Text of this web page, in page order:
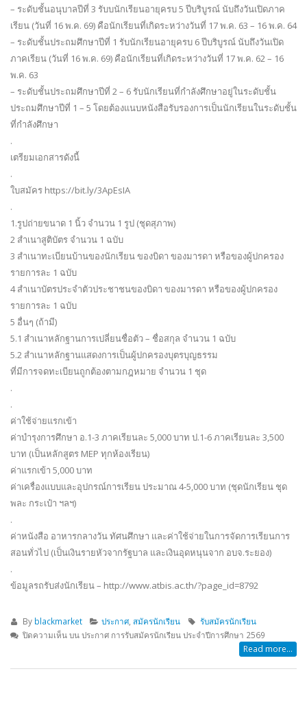
– ระดับชั้นอนุบาลปีที่ 3 รับบนักเรียนอายุครบ 5 ปีบริบูรณ์ นับถึงวันเปิดภาค
เรียน (วันที่ 16 พ.ค. 69) คือนักเรียนที่เกิดระหว่างวันที่ 17 พ.ค. 63 – 16 พ.ค. 64
– ระดับชั้นประถมศึกษาปีที่ 1 รับนักเรียนอายุครบ 6 ปีบริบูรณ์ นับถึงวันเปิด
ภาคเรียน (วันที่ 16 พ.ค. 69) คือนักเรียนที่เกิดระหว่างวันที่ 17 พ.ค. 62 – 16
พ.ค. 63
– ระดับชั้นประถมศึกษาปีที่ 2 – 6 รับนักเรียนที่กำลังศึกษาอยู่ในระดับชั้น
ประถมศึกษาปีที่ 1 – 5 โดยต้องแนบหนังสือรับรองการเป็นนักเรียนในระดับชั้น
ที่กำลังศึกษา
.
เตรียมเอกสารดังนี้
.
ใบสมัคร https://bit.ly/3ApEsIA
.
1.รูปถ่ายขนาด 1 นิ้ว จำนวน 1 รูป (ชุดสุภาพ)
2 สำเนาสูติบัตร จำนวน 1 ฉบับ
3 สำเนาทะเบียนบ้านของนักเรียน ของบิดา ของมารดา หรือของผู้ปกครอง
รายการละ 1 ฉบับ
4 สำเนาบัตรประจำตัวประชาชนของบิดา ของมารดา หรือของผู้ปกครอง
รายการละ 1 ฉบับ
5 อื่นๆ (ถ้ามี)
5.1 สำเนาหลักฐานการเปลี่ยนชื่อตัว – ชื่อสกุล จำนวน 1 ฉบับ
5.2 สำเนาหลักฐานแสดงการเป็นผู้ปกครองบุตรบุญธรรม
ที่มีการจดทะเบียนถูกต้องตามกฎหมาย จำนวน 1 ชุด
.
.
ค่าใช้จ่ายแรกเข้า
ค่าบำรุงการศึกษา อ.1-3 ภาคเรียนละ 5,000 บาท ป.1-6 ภาคเรียนละ 3,500
บาท (เป็นหลักสูตร MEP ทุกห้องเรียน)
ค่าแรกเข้า 5,000 บาท
ค่าเครื่องแบบและอุปกรณ์การเรียน ประมาณ 4-5,000 บาท (ชุดนักเรียน ชุด
พละ กระเป๋า ฯลฯ)
.
ค่าหนังสือ อาหารกลางวัน ทัศนศึกษา และค่าใช้จ่ายในการจัดการเรียนการ
สอนทั่วไป (เป็นเงินรายหัวจากรัฐบาล และเงินอุดหนุนจาก อบจ.ระยอง)
.
ข้อมูลรถรับส่งนักเรียน – http://www.atbis.ac.th/?page_id=8792
By blackmarket ประกาศ,สมัครนักเรียน
รับสมัครนักเรียน
ปิดความเห็นบน ประกาศ การรับสมัครนักเรียน ประจำปีการศึกษา 2569
Read more...